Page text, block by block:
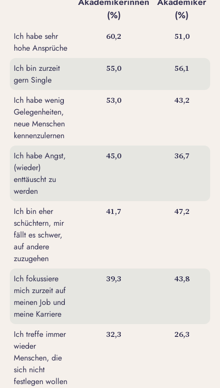
(%)
(%)
Ich habe sehr
hohe Ansprüche
60,2 51,0
Ich bin zurzeit
gern Single
55,0 56,1
Ich habe wenig
Gelegenheiten,
neue Menschen
kennenzulernen
53,0 43,2
Ich habe Angst,
(wieder)
enttäuscht zu
werden
45,0 36,7
Ich bin eher
schüchtern, mir
fällt es schwer,
auf andere
zuzugehen
41,7 47,2
Ich fokussiere
mich zurzeit auf
meinen Job und
meine Karriere
39,3 43,8
Ich treffe immer
wieder
Menschen, die
sich nicht
festlegen wollen
32,3 26,3